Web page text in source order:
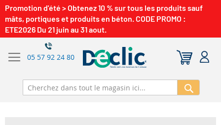
Promotion d'été > Obtenez 10 % sur tous les produits sauf
mâts, portiques et produits en béton. CODE PROMO :
ETE2026 Du 21 juin au 31 aout.
05 57 92 24 80